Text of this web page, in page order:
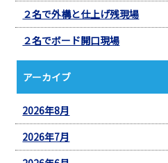
２名で外構と仕上げ残現場
２名でボード開口現場
アーカイブ
2026年8月
2026年7月